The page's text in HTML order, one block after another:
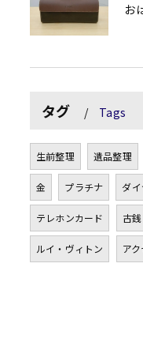
お
タグ Tags
生前整理 遺品整理
金 プラチナ ダ
テレホンカード 古銭
ルイ・ヴィトン ア